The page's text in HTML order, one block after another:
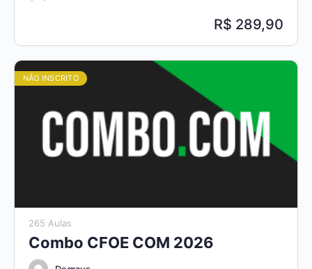
289,90
NÃO INSCRITO
265 Aulas
Combo CFOE COM 2026